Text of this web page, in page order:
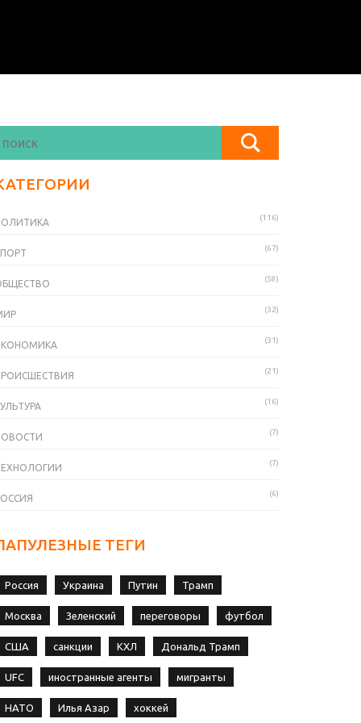
(116)
(67)
(58)
(32)
(31)
(21)
(16)
(7)
(7)
(6)
ТЕГИ
Россия Украина Путин Трамп
Москва Зеленский переговоры футбол
США санкции КХЛ Дональд Трамп
UFC иностранные агенты мигранты
НАТО Илья Азар хоккей